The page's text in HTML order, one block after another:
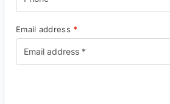
Email address *